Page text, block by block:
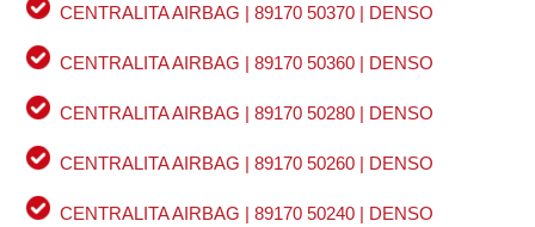
CENTRALITA AIRBAG | 89170 50370 | DENSO
CENTRALITA AIRBAG | 89170 50360 | DENSO
CENTRALITA AIRBAG | 89170 50280 | DENSO
CENTRALITA AIRBAG | 89170 50260 | DENSO
CENTRALITA AIRBAG | 89170 50240 | DENSO